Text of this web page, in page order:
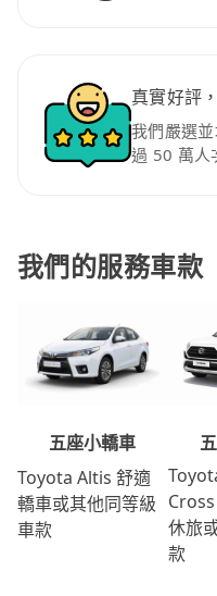
真實好評
我們嚴選
過 50 萬人
我們的服務車款
五座小轎車
Toyota Altis 舒適
轎車或其他同等級
車款
休旅
款